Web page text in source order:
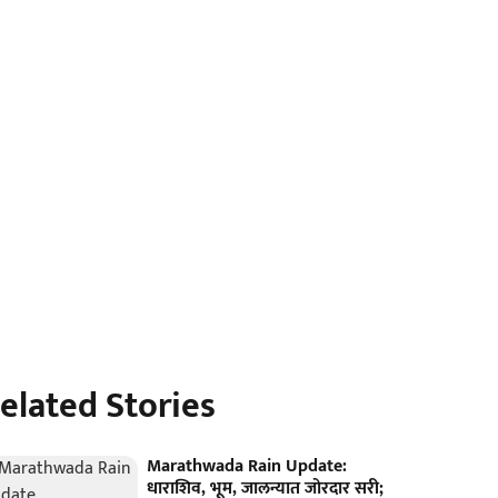
Stories
Marathwada Rain Update:
धाराशिव, भूम, जालन्यात जोरदार सरी;